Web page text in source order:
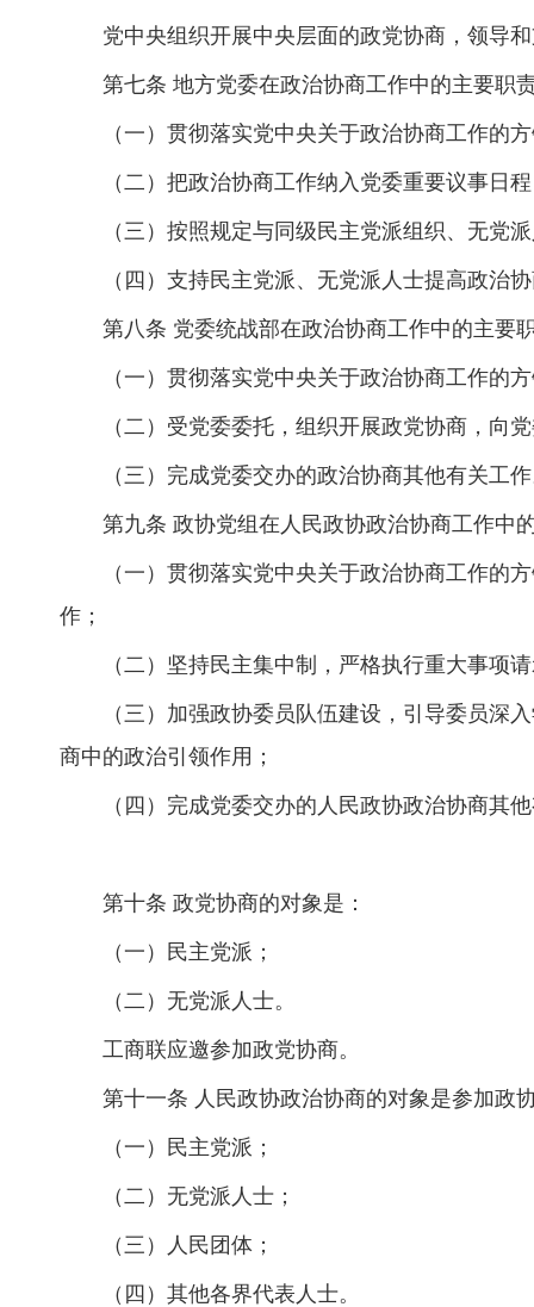
党中央组织开展中央层面的政党协商，领导
第七条 地方党委在政治协商工作中的主要职
（一）贯彻落实党中央关于政治协商工作的
（二）把政治协商工作纳入党委重要议事日
（三）按照规定与同级民主党派组织、无党
（四）支持民主党派、无党派人士提高政治
第八条 党委统战部在政治协商工作中的主要
（一）贯彻落实党中央关于政治协商工作的
（二）受党委委托，组织开展政党协商，向
（三）完成党委交办的政治协商其他有关工
第九条 政协党组在人民政协政治协商工作中
（一）贯彻落实党中央关于政治协商工作的
作；
（二）坚持民主集中制，严格执行重大事项
（三）加强政协委员队伍建设，引导委员深
商中的政治引领作用；
（四）完成党委交办的人民政协政治协商其
第十条 政党协商的对象是：
（一）民主党派；
（二）无党派人士。
工商联应邀参加政党协商。
第十一条 人民政协政治协商的对象是参加政
（一）民主党派；
（二）无党派人士；
（三）人民团体；
（四）其他各界代表人士。